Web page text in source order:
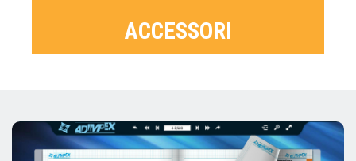
ACCESSORI